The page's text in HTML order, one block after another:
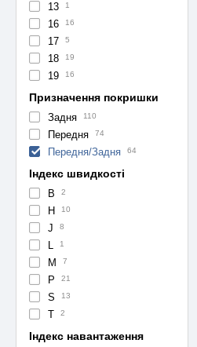
13 1
16 16
17 5
18 19
19 16
Призначення покришки
Задня 110
Передня 74
Передня/Задня 64
Індекс швидкості
B 2
H 10
J 8
L 1
M 7
P 21
S 13
T 2
Індекс навантаження